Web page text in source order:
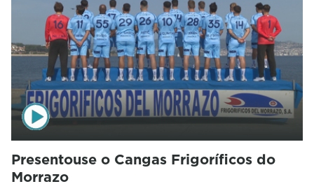
Presentouse o Cangas Frigoríficos do
Morrazo